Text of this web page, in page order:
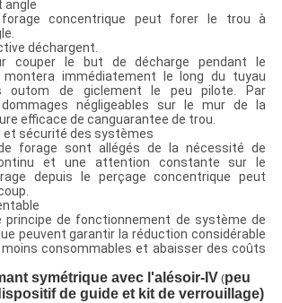
angle
concentrique peut forer le trou à
déchargent.
couper le but de décharge pendant le
montera immédiatement le long du tuyau
outom de giclement le peu pilote. Par
négligeables sur le mur de la
efficace de canguarantee de trou.
et sécurité des systèmes
forage sont allégés de la nécessité de
et une attention constante sur le
depuis le perçage concentrique peut
principe de fonctionnement de système de
peuvent garantir la réduction considérable
consommables et abaisser des coûts
symétrique avec l'alésoir-IV (peu
de guide et kit de verrouillage)